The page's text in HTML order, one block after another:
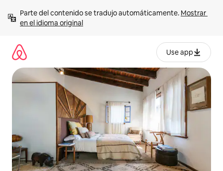
contenido
Parte del contenido se tradujo automáticamente. Mostrar
en el idioma original
Use app